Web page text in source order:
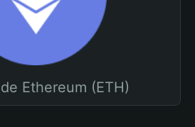
Ethereum (ETH)